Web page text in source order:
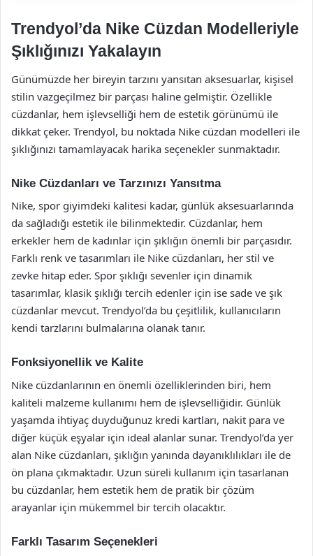
Trendyol’da Nike Cüzdan Modelleriyle
Şıklığınızı Yakalayın
Günümüzde her bireyin tarzını yansıtan aksesuarlar, kişisel
stilin vazgeçilmez bir parçası haline gelmiştir. Özellikle
cüzdanlar, hem işlevselliği hem de estetik görünümü ile
dikkat çeker. Trendyol, bu noktada Nike cüzdan modelleri ile
şıklığınızı tamamlayacak harika seçenekler sunmaktadır.
Nike Cüzdanları ve Tarzınızı Yansıtma
Nike, spor giyimdeki kalitesi kadar, günlük aksesuarlarında
da sağladığı estetik ile bilinmektedir. Cüzdanlar, hem
erkekler hem de kadınlar için şıklığın önemli bir parçasıdır.
Farklı renk ve tasarımları ile Nike cüzdanları, her stil ve
zevke hitap eder. Spor şıklığı sevenler için dinamik
tasarımlar, klasik şıklığı tercih edenler için ise sade ve şık
cüzdanlar mevcut. Trendyol’da bu çeşitlilik, kullanıcıların
kendi tarzlarını bulmalarına olanak tanır.
Fonksiyonellik ve Kalite
Nike cüzdanlarının en önemli özelliklerinden biri, hem
kaliteli malzeme kullanımı hem de işlevselliğidir. Günlük
yaşamda ihtiyaç duyduğunuz kredi kartları, nakit para ve
diğer küçük eşyalar için ideal alanlar sunar. Trendyol’da yer
alan Nike cüzdanları, şıklığın yanında dayanıklılıkları ile de
ön plana çıkmaktadır. Uzun süreli kullanım için tasarlanan
bu cüzdanlar, hem estetik hem de pratik bir çözüm
arayanlar için mükemmel bir tercih olacaktır.
Farklı Tasarım Seçenekleri